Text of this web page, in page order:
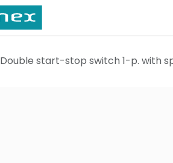
Double start-stop switch 1-p. with